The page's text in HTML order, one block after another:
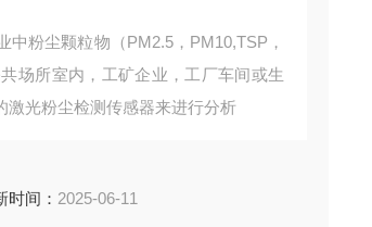
粉尘颗粒物（PM2.5，PM10,TSP，
场所室内，工矿企业，工厂车间或生
激光粉尘检测传感器来进行分析
时间： 2025-06-11